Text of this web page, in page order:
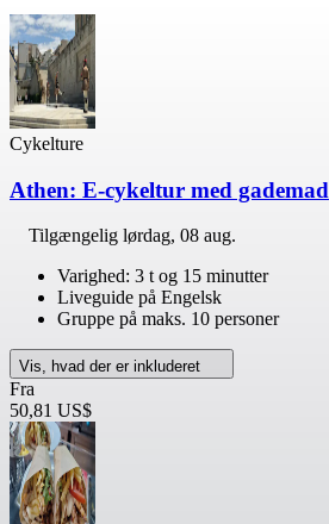
Cykelture
Athen: E-cykeltur med gademad
Tilgængelig lørdag, 08 aug.
Varighed: 3 t og 15 minutter
Liveguide på Engelsk
Gruppe på maks. 10 personer
Vis, hvad der er inkluderet
Fra
50,81 US$